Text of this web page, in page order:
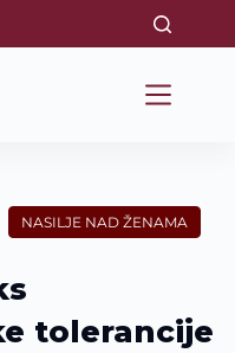
NASILJE NAD ŽENAMA
tolerancije